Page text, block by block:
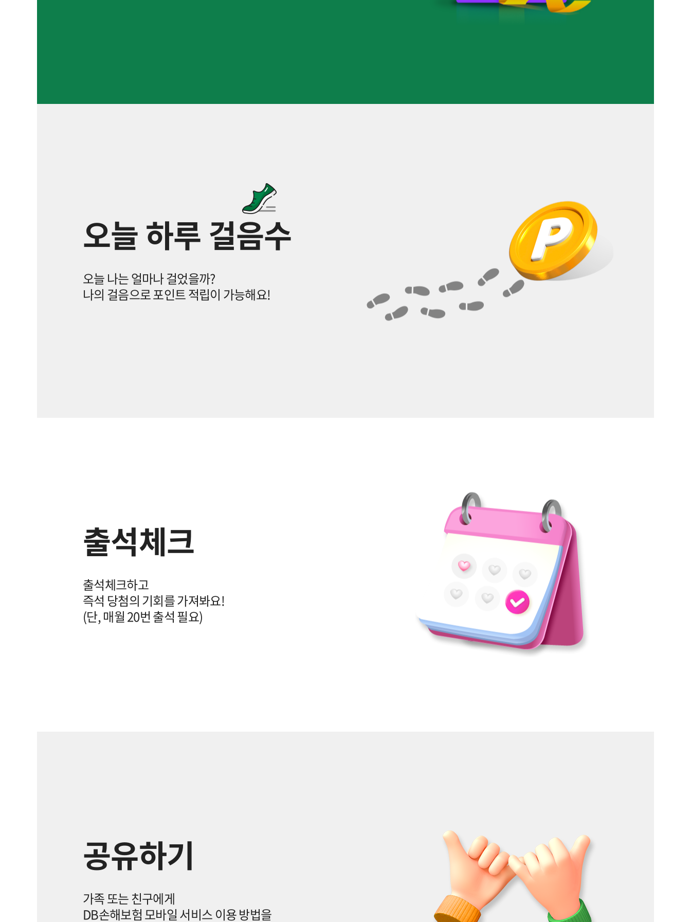
오늘 하루 걸음수
오늘 나는 얼마나 걸었을까?
나의 걸음으로 포인트 적립이 가능해요!
출석체크
출석체크하고
즉석 당첨의 기회를 가져봐요!
(단, 매월 20번 출석 필요)
공유하기
가족 또는 친구에게
DB손해보험 모바일 서비스 이용 방법을